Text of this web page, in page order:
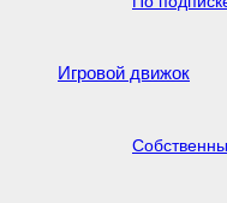
Игровой движок